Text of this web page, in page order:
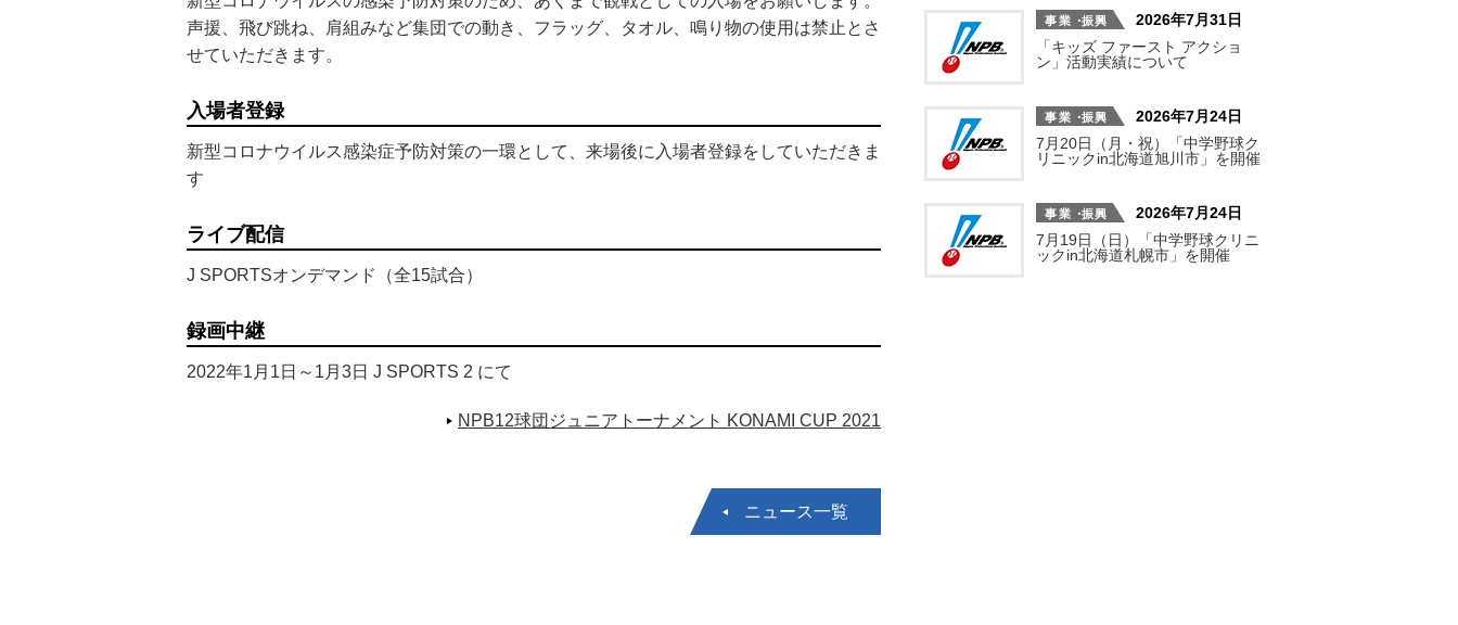
声援、飛び跳ね、肩組みなど集団での動き、フラッグ、タオル、鳴り物の使用は禁止とさ
せていただきます。
入場者登録
新型コロナウイルス感染症予防対策の一環として、来場後に入場者登録をしていただきま
す
ライブ配信
J SPORTSオンデマンド（全15試合）
録画中継
2022年1月1日～1月3日 J SPORTS 2 にて
NPB12球団ジュニアトーナメント KONAMI CUP 2021
ニュース一覧
2026年7月31日
「キッズ ファースト アクショ
ン」活動実績について
2026年7月24日
7月20日（月・祝）「中学野球ク
リニックin北海道旭川市」を開催
2026年7月24日
7月19日（日）「中学野球クリニ
ックin北海道札幌市」を開催